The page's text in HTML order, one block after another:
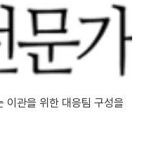
이관을 위한 대응팀 구성을